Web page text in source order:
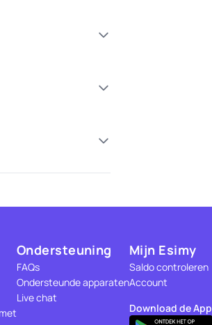
Ondersteuning
FAQs
Ondersteunde apparaten
Live chat
Mijn Esimy
Saldo controleren
Account
Download de App